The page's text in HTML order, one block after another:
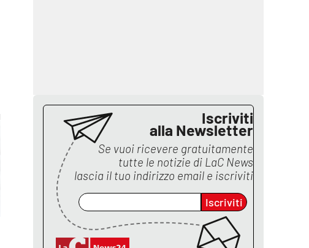
Iscriviti
alla Newsletter
Se vuoi ricevere gratuitamente
tutte le notizie di LaC News
lascia il tuo indirizzo email e iscriviti
Iscriviti